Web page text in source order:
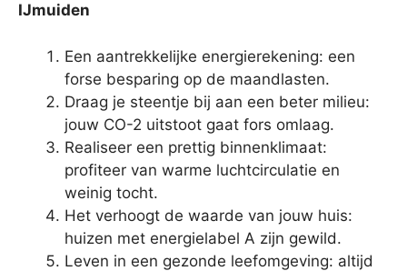
IJmuiden
Een aantrekkelijke energierekening: een
forse besparing op de maandlasten.
Draag je steentje bij aan een beter milieu:
jouw CO-2 uitstoot gaat fors omlaag.
Realiseer een prettig binnenklimaat:
profiteer van warme luchtcirculatie en
weinig tocht.
Het verhoogt de waarde van jouw huis:
huizen met energielabel A zijn gewild.
Leven in een gezonde leefomgeving: altijd